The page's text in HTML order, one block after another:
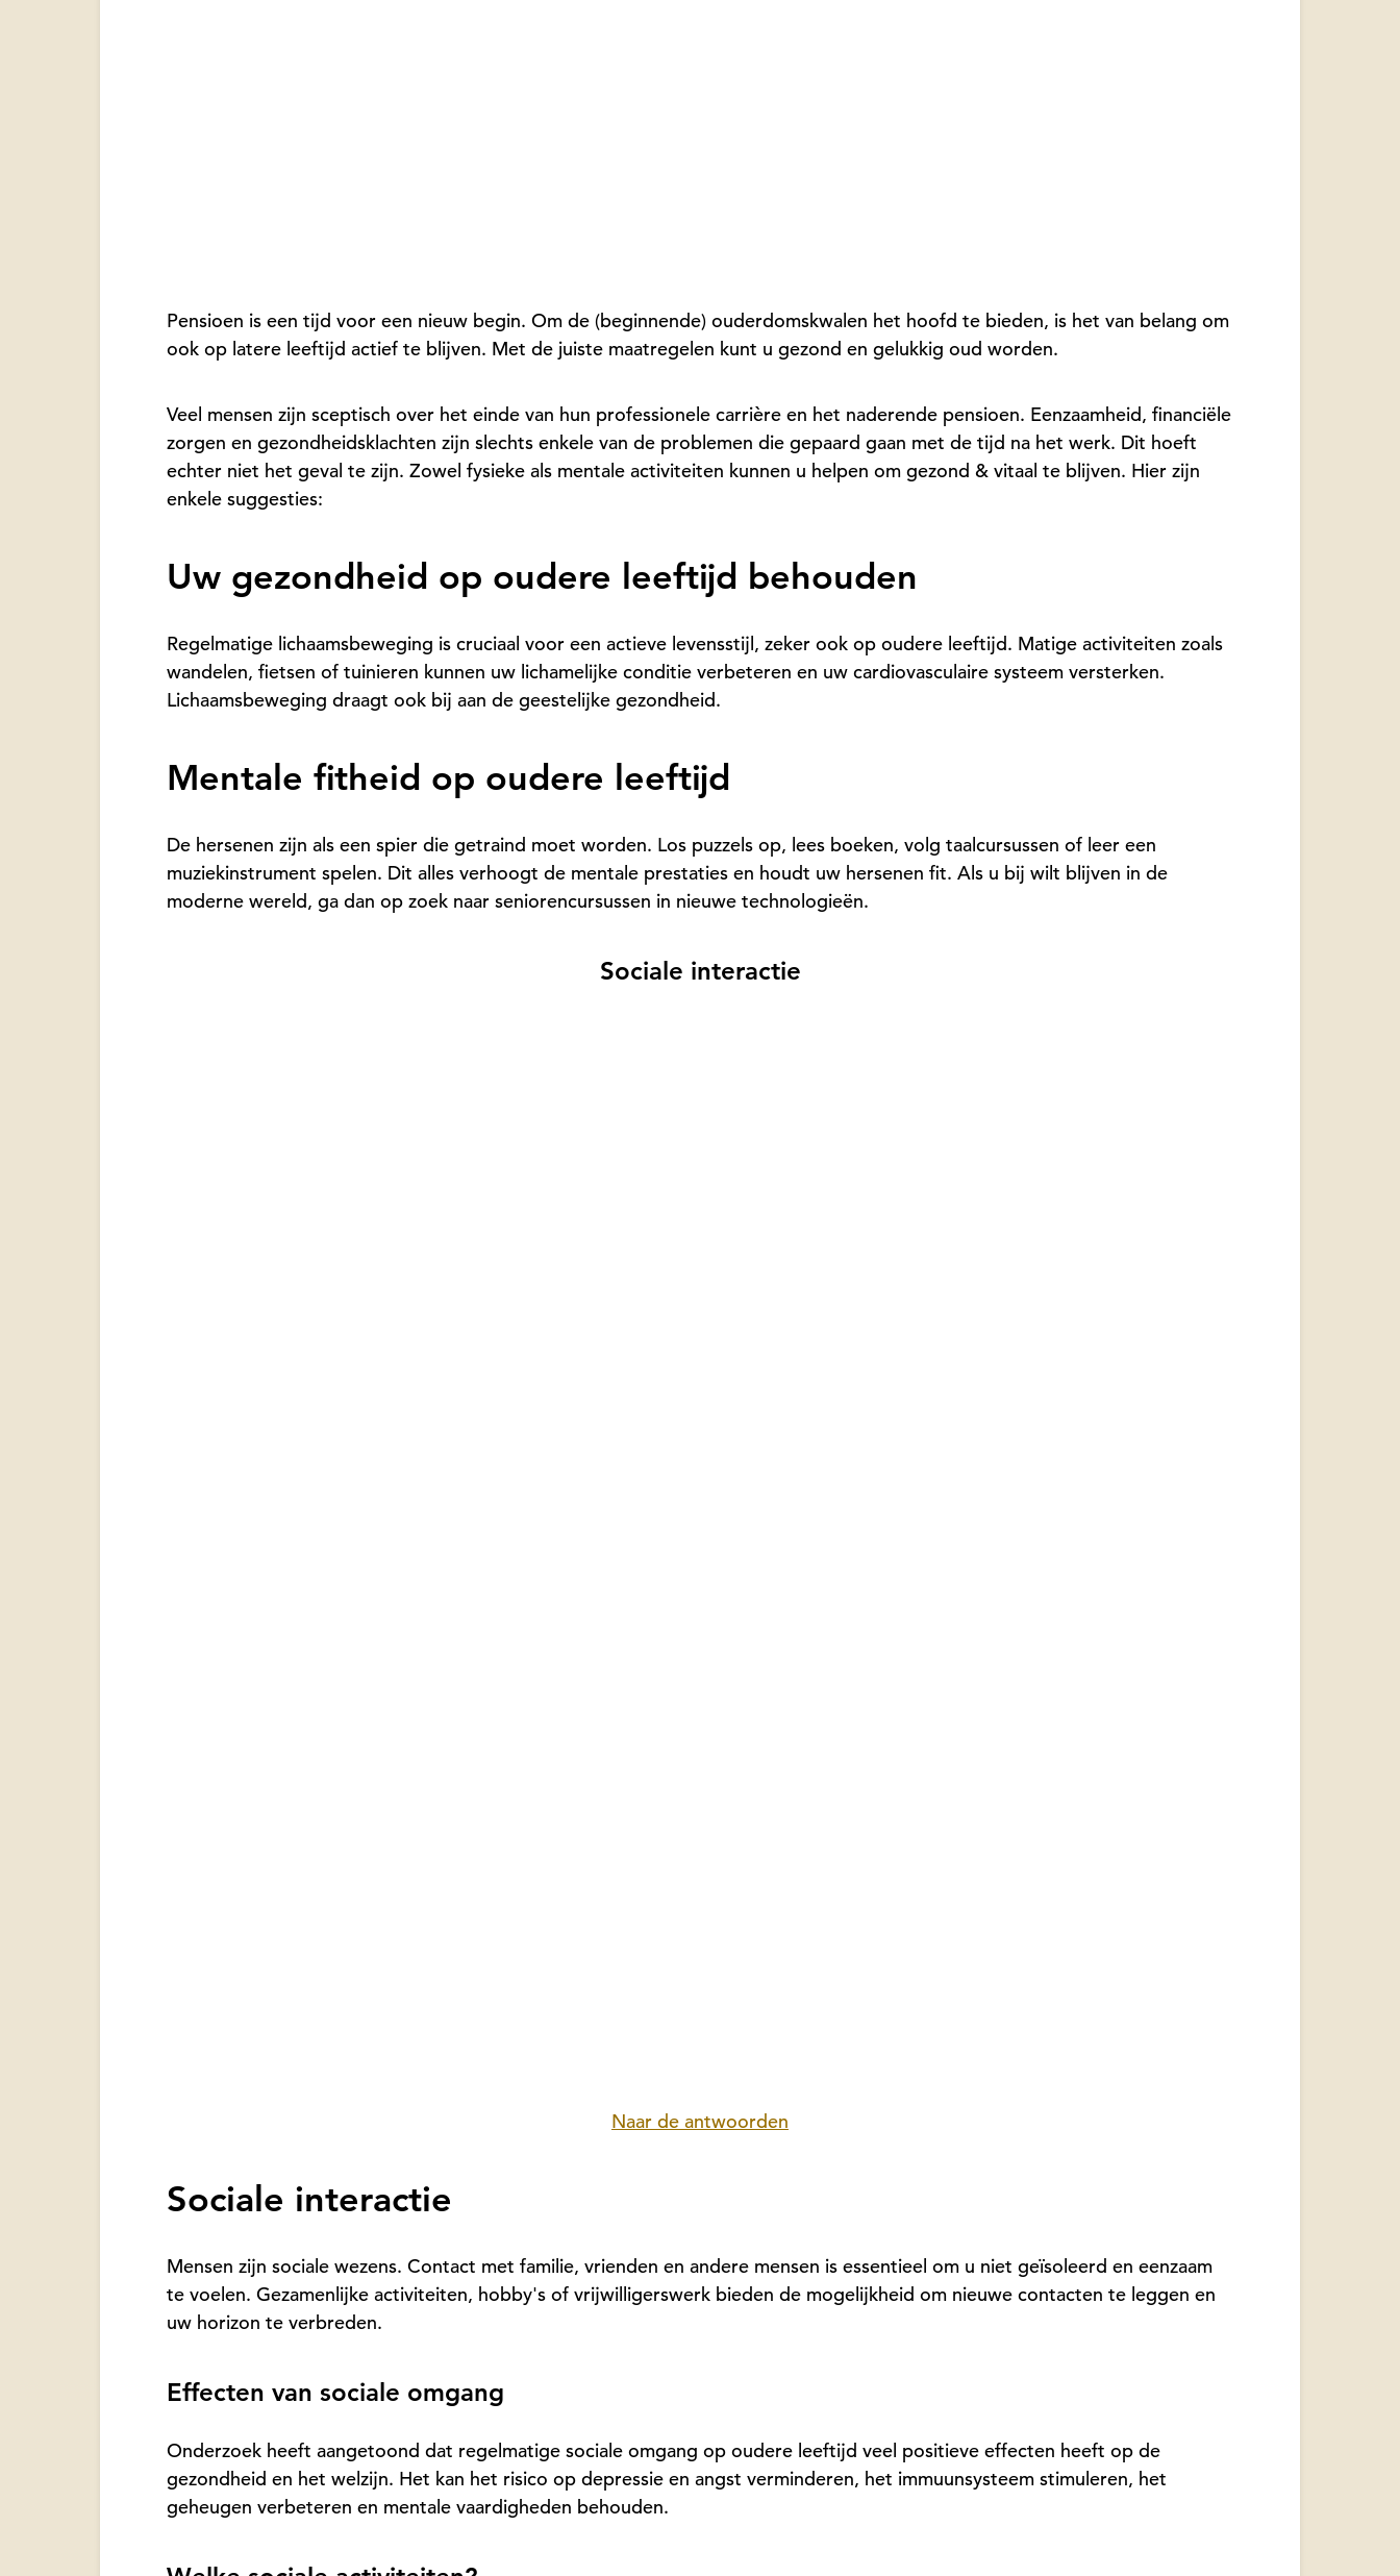
Pensioen is een tijd voor een nieuw begin. Om de (beginnende) ouderdomskwalen het hoofd te bieden, is het van belang om
ook op latere leeftijd actief te blijven. Met de juiste maatregelen kunt u gezond en gelukkig oud worden.
Veel mensen zijn sceptisch over het einde van hun professionele carrière en het naderende pensioen. Eenzaamheid, financiële
zorgen en gezondheidsklachten zijn slechts enkele van de problemen die gepaard gaan met de tijd na het werk. Dit hoeft
echter niet het geval te zijn. Zowel fysieke als mentale activiteiten kunnen u helpen om gezond & vitaal te blijven. Hier zijn
enkele suggesties:
Uw gezondheid op oudere leeftijd behouden
Regelmatige lichaamsbeweging is cruciaal voor een actieve levensstijl, zeker ook op oudere leeftijd. Matige activiteiten zoals
wandelen, fietsen of tuinieren kunnen uw lichamelijke conditie verbeteren en uw cardiovasculaire systeem versterken.
Lichaamsbeweging draagt ook bij aan de geestelijke gezondheid.
Mentale fitheid op oudere leeftijd
De hersenen zijn als een spier die getraind moet worden. Los puzzels op, lees boeken, volg taalcursussen of leer een
muziekinstrument spelen. Dit alles verhoogt de mentale prestaties en houdt uw hersenen fit. Als u bij wilt blijven in de
moderne wereld, ga dan op zoek naar seniorencursussen in nieuwe technologieën.
Sociale interactie
Naar de antwoorden
Sociale interactie
Mensen zijn sociale wezens. Contact met familie, vrienden en andere mensen is essentieel om u niet geïsoleerd en eenzaam
te voelen. Gezamenlijke activiteiten, hobby's of vrijwilligerswerk bieden de mogelijkheid om nieuwe contacten te leggen en
uw horizon te verbreden.
Effecten van sociale omgang
Onderzoek heeft aangetoond dat regelmatige sociale omgang op oudere leeftijd veel positieve effecten heeft op de
gezondheid en het welzijn. Het kan het risico op depressie en angst verminderen, het immuunsysteem stimuleren, het
geheugen verbeteren en mentale vaardigheden behouden.